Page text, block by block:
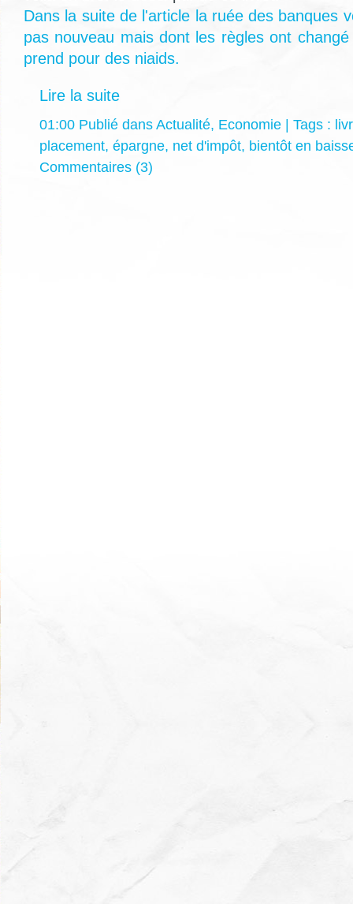
Dans la suite de l'article la ruée des banques
pas nouveau mais dont les règles ont
prend pour des niaids.
Lire la suite
01:00 Publié dans Actualité, Economie | Tags :
placement, épargne, net d'impôt, bientôt en
Commentaires (3)